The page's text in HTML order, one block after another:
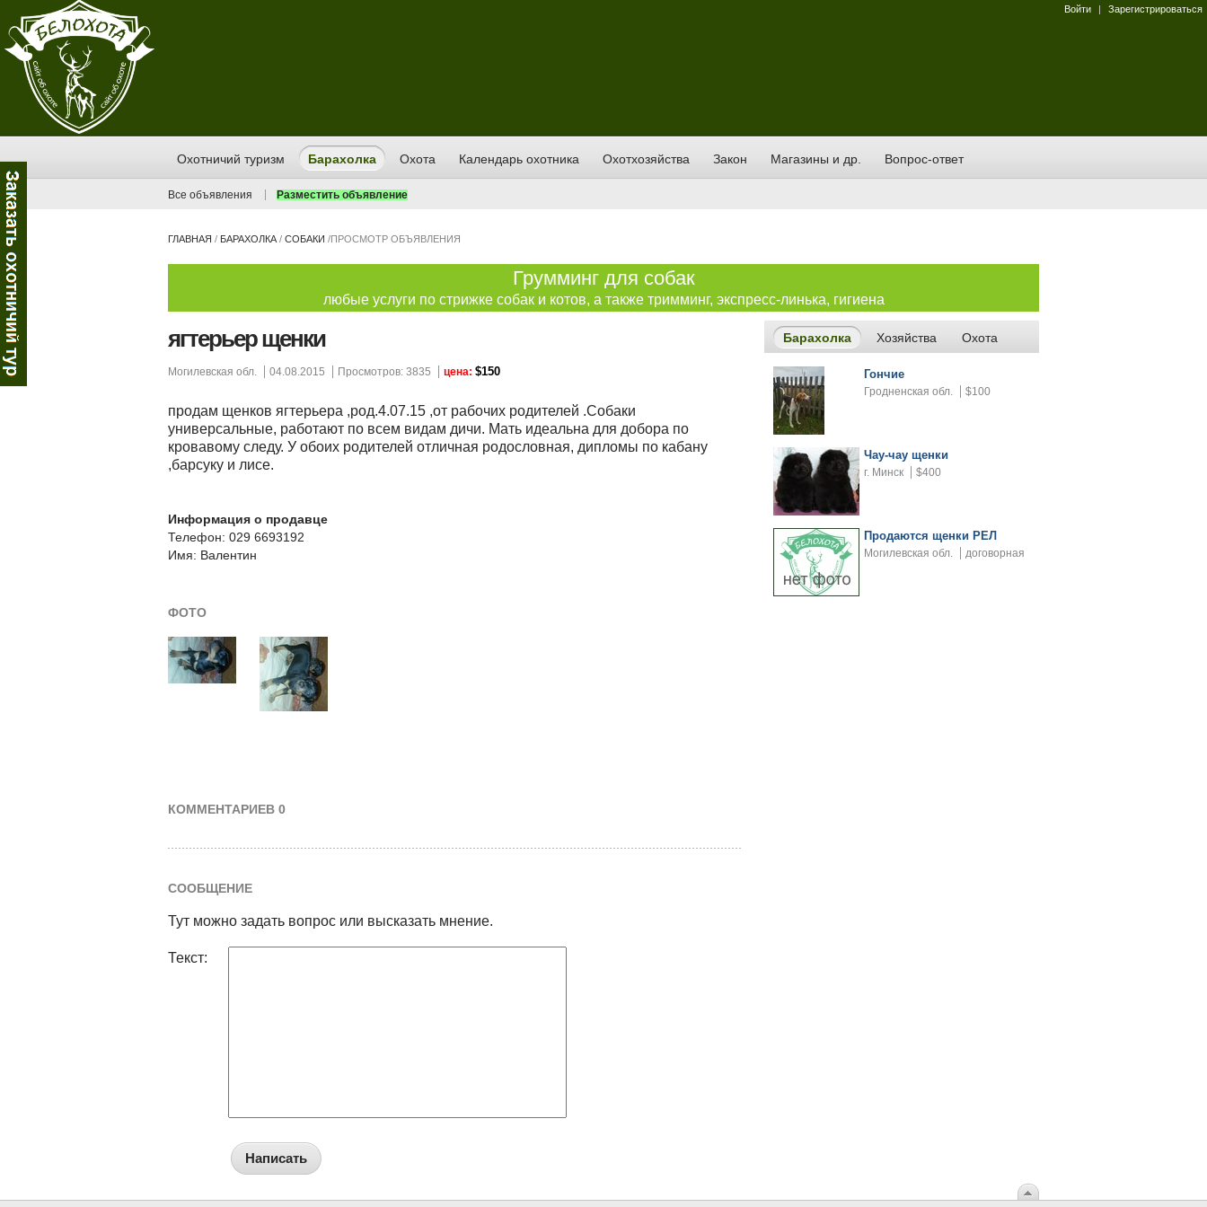
Войти | Зарегистрироваться
Охотничий туризм Барахолка Охота Календарь охотника Охотхозяйства Закон Магазины и др. Вопрос-ответ
Все объявления Разместить объявление
ГЛАВНАЯ / БАРАХОЛКА / СОБАКИ /ПРОСМОТР ОБЪЯВЛЕНИЯ
Грумминг для собак
любые услуги по стрижке собак и котов, а также тримминг, экспресс-линька, гигиена
ягтерьер щенки
Могилевская обл. 04.08.2015 Просмотров: 3835 цена: $150
продам щенков ягтерьера ,род.4.07.15 ,от рабочих родителей .Собаки
универсальные, работают по всем видам дичи. Мать идеальна для добора по
кровавому следу. У обоих родителей отличная родословная, дипломы по кабану
,барсуку и лисе.
Информация о продавце
Телефон: 029 6693192
Имя: Валентин
ФОТО
КОММЕНТАРИЕВ 0
СООБЩЕНИЕ
Тут можно задать вопрос или высказать мнение.
Текст:
Написать
Барахолка Хозяйства Охота
Гончие
Гродненская обл. $100
Чау-чау щенки
г. Минск $400
Продаются щенки РЕЛ
Могилевская обл. договорная